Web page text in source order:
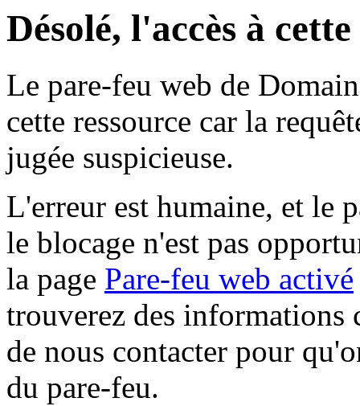
Désolé, l'accès à
Le pare-feu web de
cette ressource car la
jugée suspicieuse.
L'erreur est humaine, et le
le blocage n'est pas
la page Pare-feu web activé
trouverez des informations
de nous contacter pour
du pare-feu.